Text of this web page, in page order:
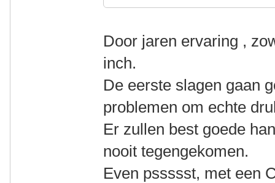
Door jaren ervaring ,
inch.
De eerste slagen gaan
problemen om echte
Er zullen best goede
nooit tegengekomen.
Even pssssst, met een